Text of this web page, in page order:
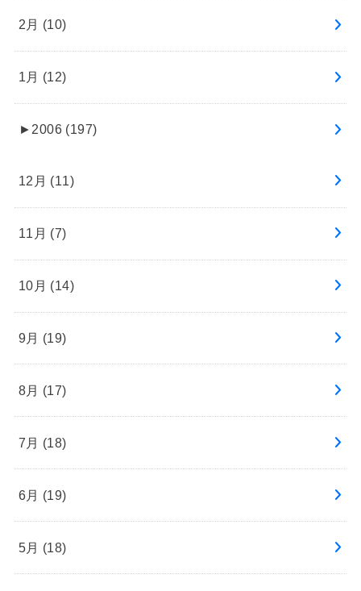
2月 (10)
1月 (12)
► 2006 (197)
12月 (11)
11月 (7)
10月 (14)
9月 (19)
8月 (17)
7月 (18)
6月 (19)
5月 (18)